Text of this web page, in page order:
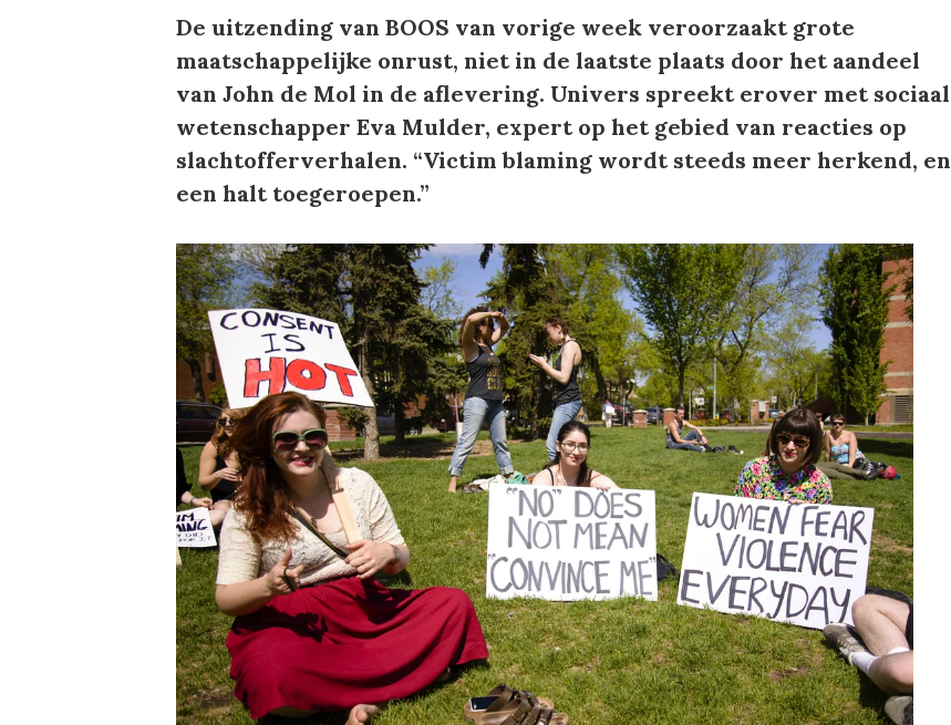
De uitzending van BOOS van vorige week veroorzaakt grote
maatschappelijke onrust, niet in de laatste plaats door het aandeel
van John de Mol in de aflevering. Univers spreekt erover met sociaal
wetenschapper Eva Mulder, expert op het gebied van reacties op
slachtofferverhalen. “Victim blaming wordt steeds meer herkend, en
een halt toegeroepen.”